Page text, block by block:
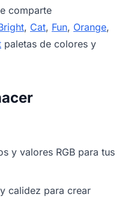
comparte
, Cat, Fun, Orange,
paletas de colores y
y valores RGB para tus
calidez para crear